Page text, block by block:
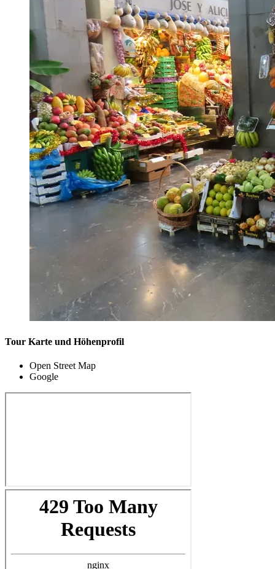
Tour Karte und Höhenprofil
Open Street Map
Google